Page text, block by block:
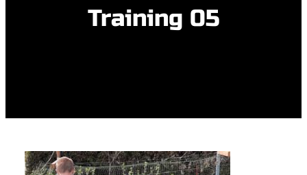
Training 05